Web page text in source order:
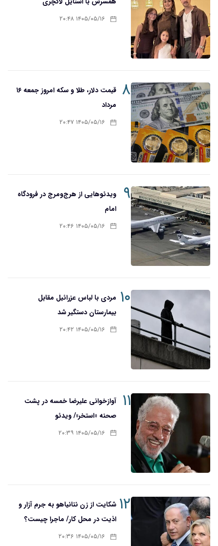
۱۴۰۵/۰۵/۱۶ ۲۰:۴۸
۸
قیمت دلار، طلا و سکه امروز جمعه ۱۶
مرداد
۱۴۰۵/۰۵/۱۶ ۲۰:۴۷
۹
ویدئوهایی از هرج‌ومرج در فرودگاه
امام
۱۴۰۵/۰۵/۱۶ ۲۰:۴۶
۱۰ مردی با لباس عزرائیل مقابل
بیمارستان دستگیر شد
۱۴۰۵/۰۵/۱۶ ۲۰:۴۲
۱۱
آوازخوانی علیرضا خمسه در پشت
صحنه «استخر»/ ویدئو
۱۴۰۵/۰۵/۱۶ ۲۰:۳۹
۱۲ شکایت از زن نتانیاهو به جرم آزار و
اذیت در محل کار/ ماجرا چیست؟
۱۴۰۵/۰۵/۱۶ ۲۰:۳۶